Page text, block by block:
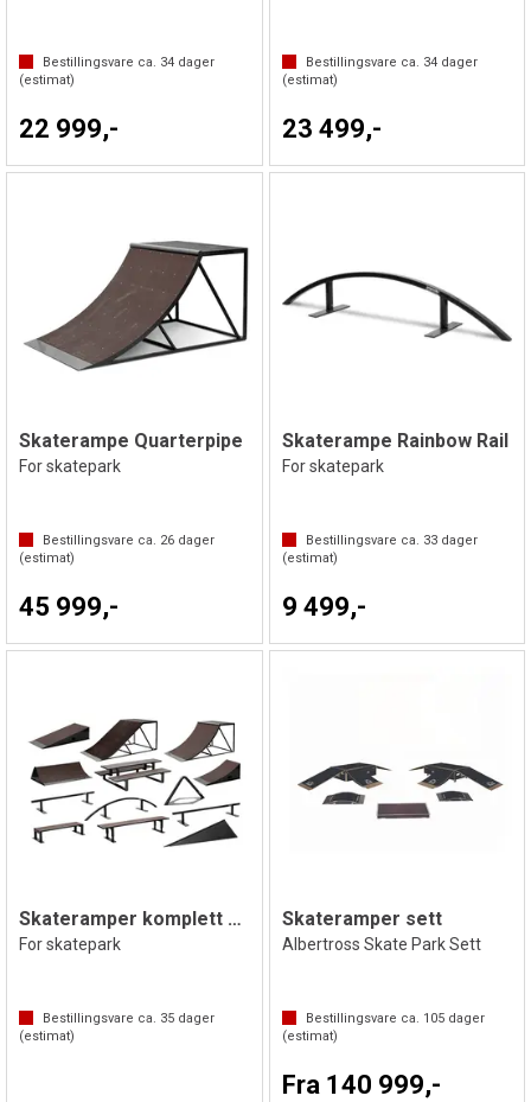
Bestillingsvare ca. 34 dager
(estimat)
22 999,-
Bestillingsvare ca. 34dager
(estimat)
23 499,-
Skaterampe Quarterpipe
For skatepark
Bestillingsvare ca. 26 dager
(estimat)
45 999,-
Skaterampe Rainbow Rail
For skatepark
Bestillingsvare ca. 33dager
(estimat)
9 499,-
Skateramper komplett sett
For skatepark
Bestillingsvare ca. 35 dager
(estimat)
Skateramper sett
Albertross Skate Park Sett
Bestillingsvare ca. 105dager
(estimat)
Fra 140 999,-